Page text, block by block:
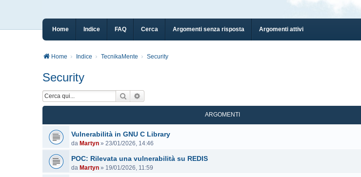
Home Indice FAQ Cerca Argomenti senza risposta Argomenti attivi
Home Indice TecnikaMente Security
Security
Cerca
ARGOMENTI
Vulnerabilità in GNU C Library
da Martyn » 23/01/2026, 14:46
POC: Rilevata una vulnerabilità su REDIS
da Martyn » 19/01/2026, 11:59